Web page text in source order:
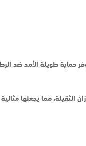
حماية طويلة الأمد ضد
الثقيلة، مما يجعلها